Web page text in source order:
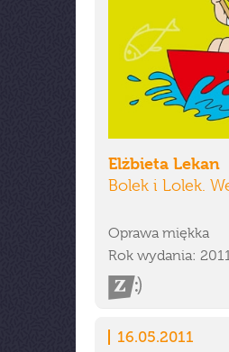
Elżbieta Lekan
Bolek i Lolek.
Oprawa miękka
Rok wydania:
16.05.2011